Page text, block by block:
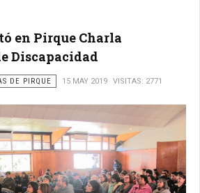
en Pirque Charla
Discapacidad
DE PIRQUE 15 MAY 2019 VISITAS: 2771